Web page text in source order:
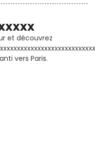
et découvrez
vers Paris.